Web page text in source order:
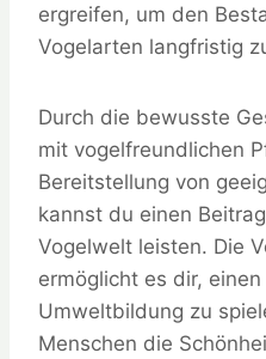
ergreifen, um den
Vogelarten langfristig
Durch die bewusste
mit vogelfreundlichen
Bereitstellung von
kannst du einen
Vogelwelt leisten. Die
ermöglicht es dir,
Umweltbildung zu
Menschen die